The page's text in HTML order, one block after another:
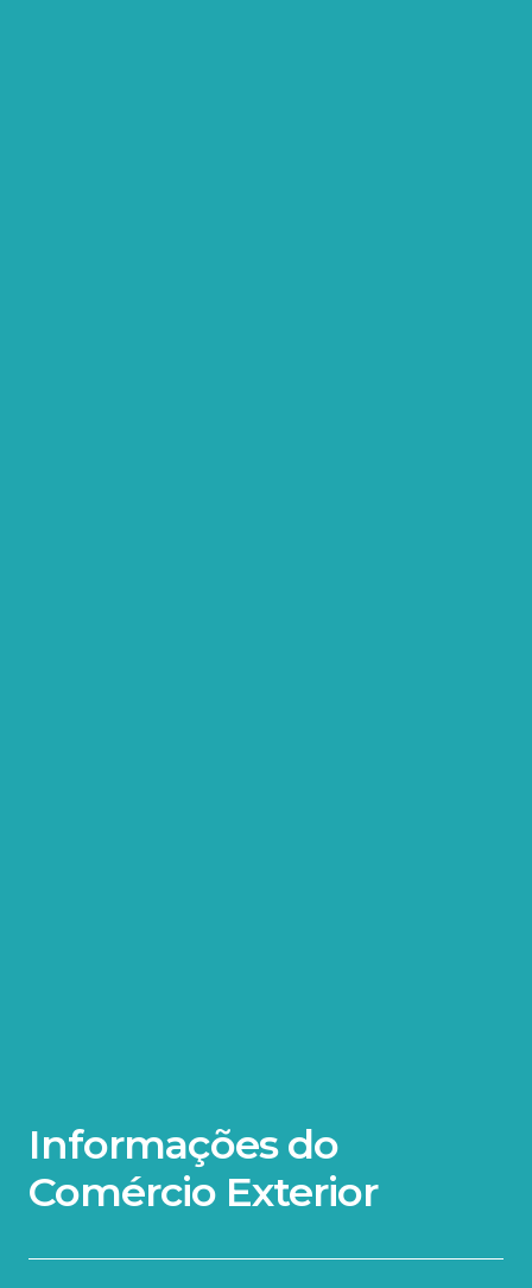
Informações do
Comércio Exterior